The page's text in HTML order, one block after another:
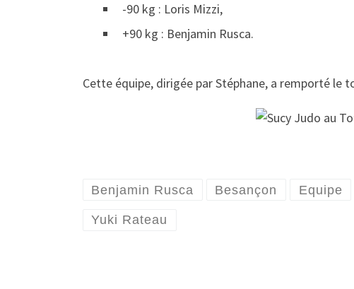
-90 kg : Loris Mizzi,
+90 kg : Benjamin Rusca.
Cette équipe, dirigée par Stéphane, a remporté le
Benjamin Rusca Besançon Equipe
Yuki Rateau